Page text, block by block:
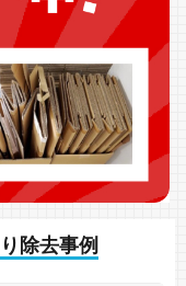
除去事例